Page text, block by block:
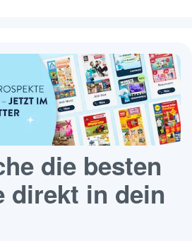
die besten
direkt in dein